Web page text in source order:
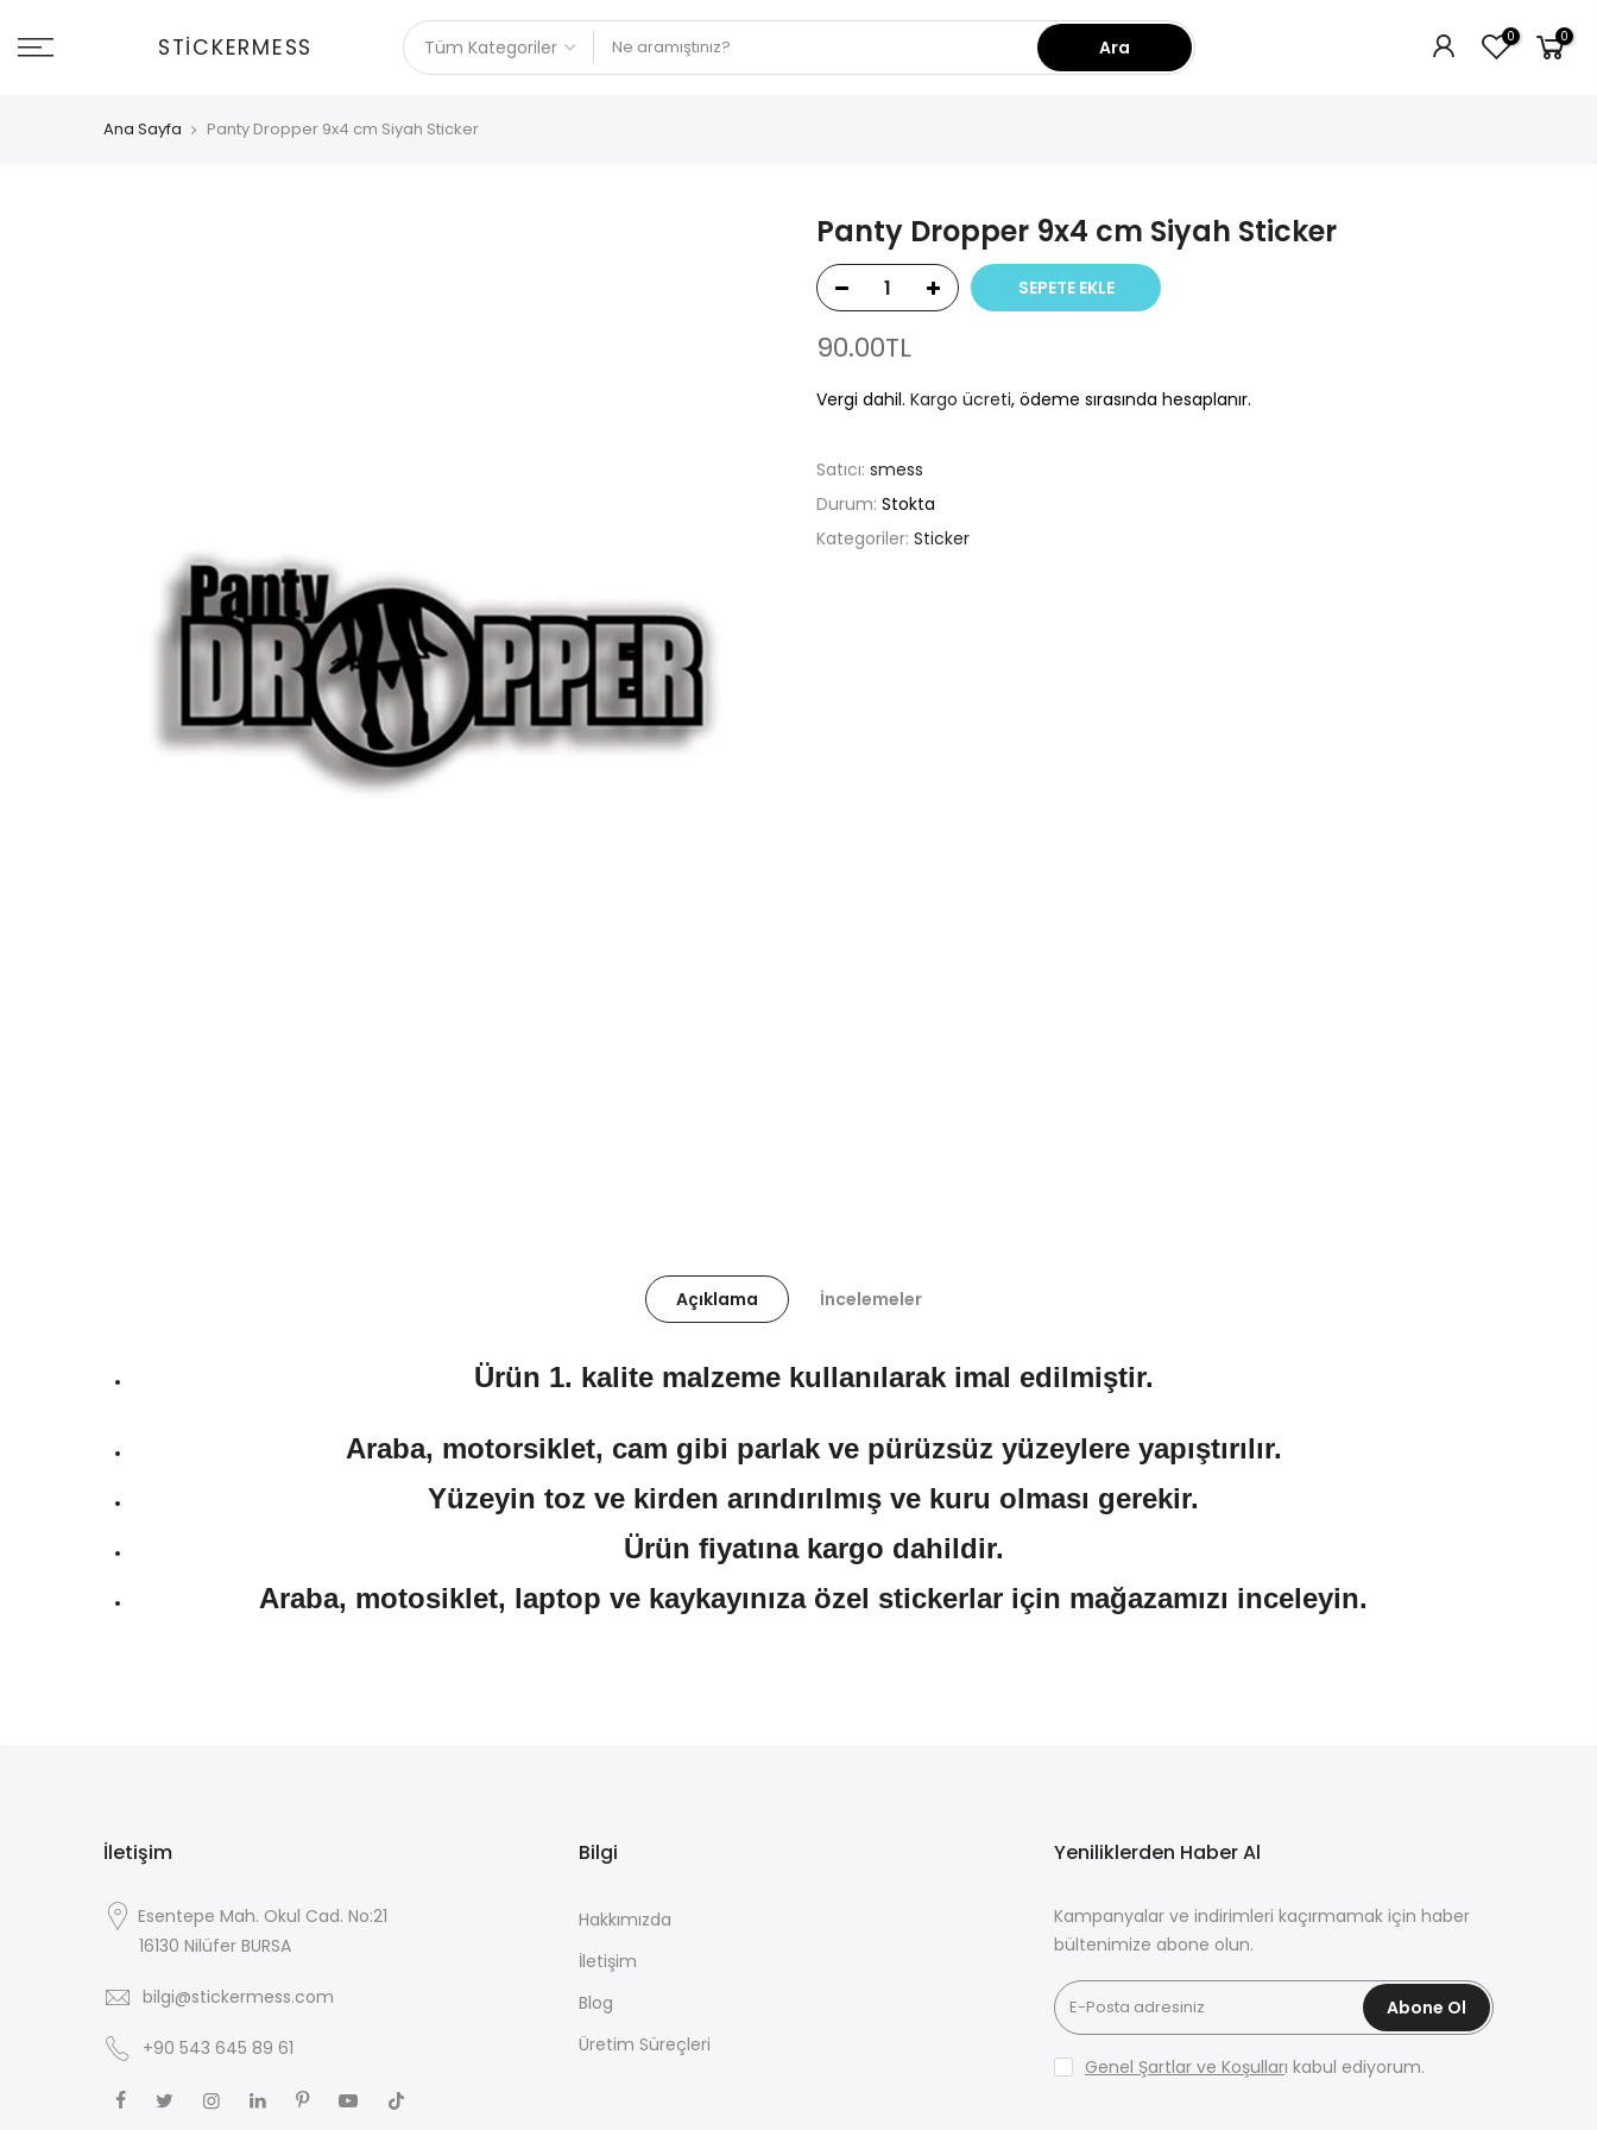
git
STICKERMESS Ara 0 0
Ana Sayfa Panty Dropper 9x4 cm Siyah Sticker
Panty Dropper 9x4 cm Siyah Sticker
SEPETE EKLE
90.00TL
Vergi dahil. Kargo ücreti, ödeme sırasında hesaplanır.
Satıcı: smess
Durum: Stokta
Kategoriler: Sticker
Açıklama İncelemeler
Ürün 1. kalite malzeme kullanılarak imal edilmiştir.
Araba, motorsiklet, cam gibi parlak ve pürüzsüz yüzeylere yapıştırılır.
Yüzeyin toz ve kirden arındırılmış ve kuru olması gerekir.
Ürün fiyatına kargo dahildir.
Araba, motosiklet, laptop ve kaykayınıza özel stickerlar için mağazamızı inceleyin.
İletişim
Esentepe Mah. Okul Cad. No:21
16130 Nilüfer BURSA
bilgi@stickermess.com
+90 543 645 89 61
Bilgi
Hakkımızda
İletişim
Blog
Üretim Süreçleri
Yeniliklerden Haber Al
Kampanyalar ve indirimleri kaçırmamak için haber
bültenimize abone olun.
Abone Ol
Genel Şartlar ve Koşulları kabul ediyorum.